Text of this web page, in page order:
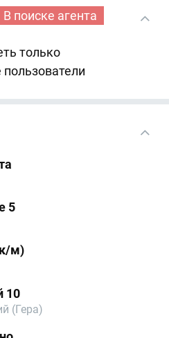
В поиске агента
только
5
м)
10
(Гера)